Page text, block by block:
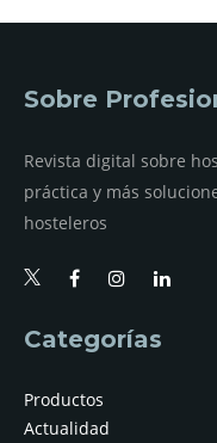
Sobre
Revista digital sobre
práctica y más
hosteleros
Categorías
Productos
Actualidad